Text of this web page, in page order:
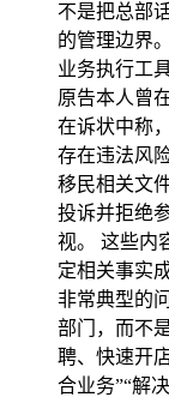
不是把总部
的管理边界
业务执行工
原告本人曾
在诉状中称
存在违法风
移民相关文
投诉并拒绝
视。 这些内
定相关事实
非常典型的
部门，而不
聘、快速开
合业务”“解